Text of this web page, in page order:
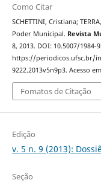
Como Citar
SCHETTINI, Cristiana;
Poder Municipal. Revista
8, 2013. DOI: 10.5007/
https://periodicos.ufsc.br/
9222.2013v5n9p3. Acesso
Fomatos de Citação
Edição
v. 5 n. 9 (2013):
Seção